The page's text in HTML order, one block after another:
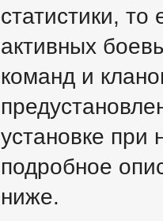
статистики,
активных
команд и
установке при
подробное
ниже.